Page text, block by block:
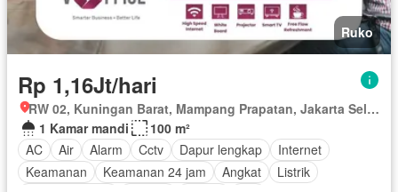
Ruko
Rp 1,16Jt/hari
RW 02, Kuningan Barat, Mampang Prapatan, Jakarta Selatan, Daerah Khusus Ibukota Jakarta
1 Kamar mandi
100 m²
AC
Air Alarm Cctv Dapur lengkap
Internet
Keamanan
Keamanan 24 jam Angkat
Listrik